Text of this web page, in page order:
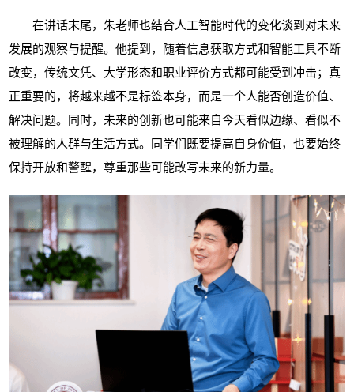
在讲话末尾，朱老师也结合人工智能时代的变化谈到对未来
发展的观察与提醒。他提到，随着信息获取方式和智能工具不断
改变，传统文凭、大学形态和职业评价方式都可能受到冲击；真
正重要的，将越来越不是标签本身，而是一个人能否创造价值、
解决问题。同时，未来的创新也可能来自今天看似边缘、看似不
被理解的人群与生活方式。同学们既要提高自身价值，也要始终
保持开放和警醒，尊重那些可能改写未来的新力量。